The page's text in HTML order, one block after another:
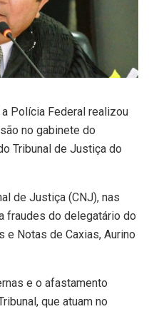
Polícia Federal realizou
no gabinete do
Tribunal de Justiça do
de Justiça (CNJ), nas
fraudes do delegatário do
Notas de Caxias, Aurino
e o afastamento
que atuam no